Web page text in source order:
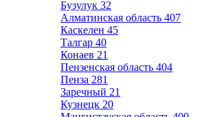
Бузулук 32
Алматинская область 407
Каскелен 45
Талгар 40
Конаев 21
Пензенская область 404
Пенза 281
Заречный 21
Кузнецк 20